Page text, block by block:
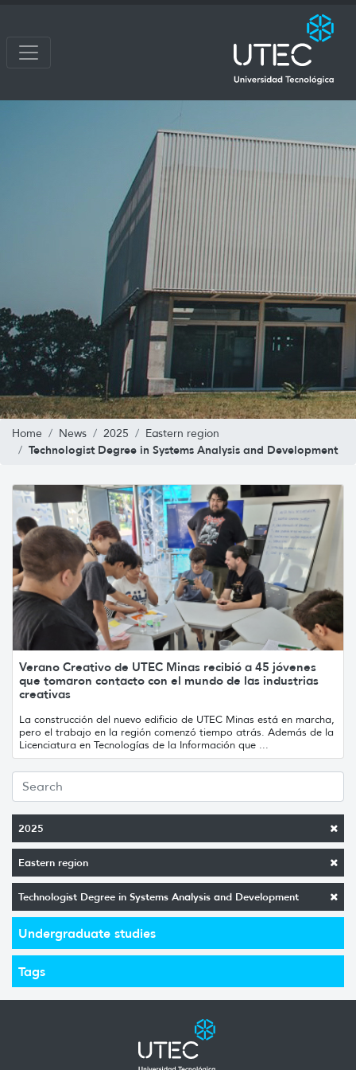
Home News 2025 Eastern region
Technologist Degree in Systems Analysis and Development
2025
Eastern region
Technologist Degree in Systems Analysis and Development
Undergraduate studies
Tags
Verano Creativo de UTEC Minas recibió a 45 jóvenes
que tomaron contacto con el mundo de las industrias
creativas
La construcción del nuevo edificio de UTEC Minas está en marcha,
pero el trabajo en la región comenzó tiempo atrás. Además de la
Licenciatura en Tecnologías de la Información que ...